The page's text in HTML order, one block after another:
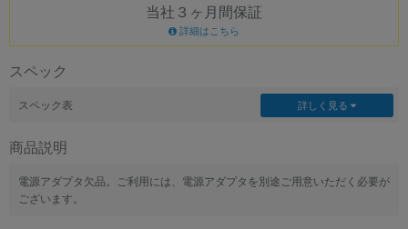
当社３ヶ月間保証
詳細はこちら
スペック
スペック表 詳しく見る
商品説明
電源アダプタ欠品。ご利用には、電源アダプタを別途ご用意いただく必要が
ございます。
モニタサイズ